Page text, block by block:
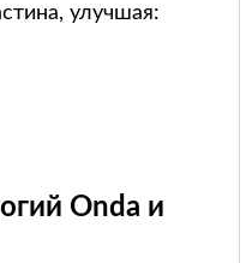
улучшая:
Onda и